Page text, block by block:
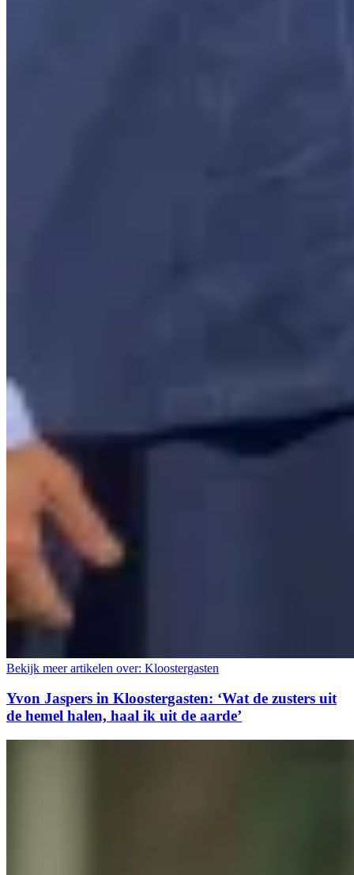
Bekijk meer artikelen over: Kloostergasten
Yvon Jaspers in Kloostergasten: ‘Wat de zusters uit
de hemel halen, haal ik uit de aarde’